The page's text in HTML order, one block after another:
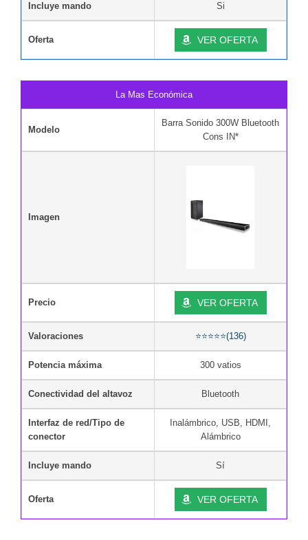
Incluye mando Si
Oferta VER OFERTA
La Mas Económica
Modelo
Barra Sonido 300W Bluetooth
Cons IN*
Imagen
Precio VER OFERTA
Valoraciones ⭐⭐⭐⭐⭐(136)
Potencia máxima 300 vatios
Conectividad del altavoz Bluetooth
Interfaz de red/Tipo de
conector
Inalámbrico, USB, HDMI,
Alámbrico
Incluye mando Sí
Oferta VER OFERTA